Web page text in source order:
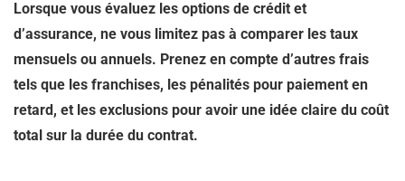
Lorsque vous évaluez les options de crédit et
d’assurance, ne vous limitez pas à comparer les taux
mensuels ou annuels. Prenez en compte d’autres frais
tels que les franchises, les pénalités pour paiement en
retard, et les exclusions pour avoir une idée claire du coût
total sur la durée du contrat.